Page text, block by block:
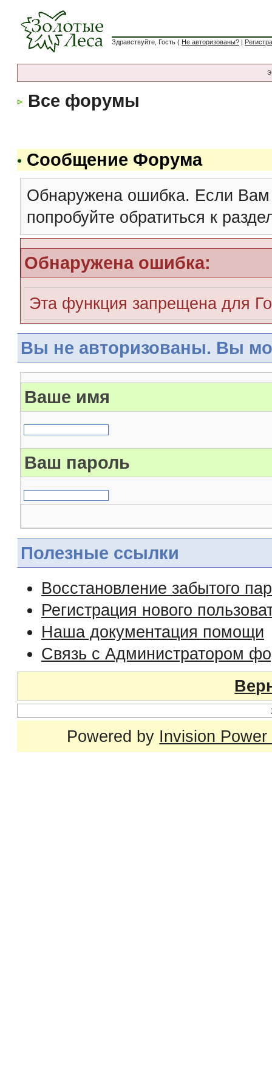
Здравствуйте, Гость ( Не авторизованы? |
Все форумы
Сообщение Форума
Обнаружена ошибка. Если
попробуйте обратиться к
Обнаружена ошибка:
Эта функция запрещена для
Вы не авторизованы. Вы
Ваше имя
Ваш пароль
Полезные ссылки
Восстановление забытого
Регистрация нового
Наша документация помощи
Связь с Администратором
Powered by Invision Power